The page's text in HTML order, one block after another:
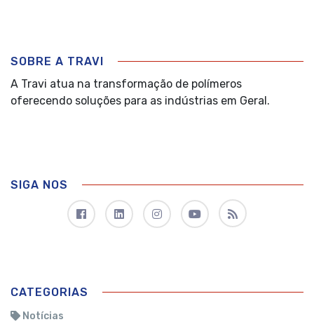
SOBRE A TRAVI
A Travi atua na transformação de polímeros
oferecendo soluções para as indústrias em Geral.
SIGA NOS
CATEGORIAS
Notícias